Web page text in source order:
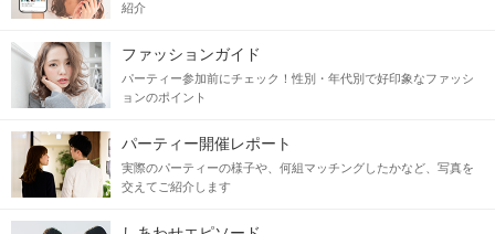
紹介
ファッションガイド
パーティー参加前にチェック！性別・年代別で好印象なファッシ
ョンのポイント
パーティー開催レポート
実際のパーティーの様子や、何組マッチングしたかなど、写真を
交えてご紹介します